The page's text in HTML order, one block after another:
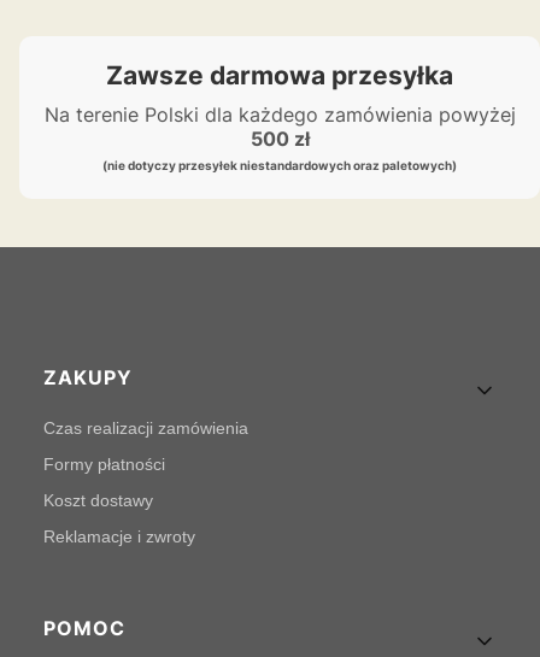
Zawsze darmowa przesyłka
Na terenie Polski dla każdego zamówienia powyżej
500 zł
(nie dotyczy przesyłek niestandardowych oraz paletowych)
Linki w stopce
ZAKUPY
Czas realizacji zamówienia
Formy płatności
Koszt dostawy
Reklamacje i zwroty
POMOC